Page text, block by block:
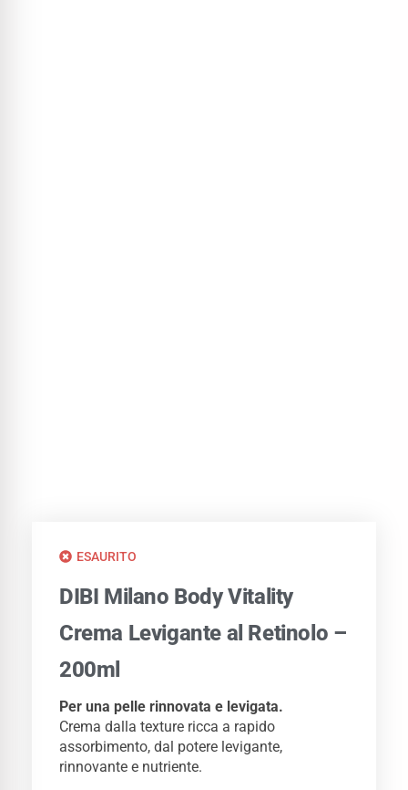
ESAURITO
DIBI Milano Body Vitality
Crema Levigante al Retinolo –
200ml
Per una pelle rinnovata e levigata.
Crema dalla texture ricca a rapido
assorbimento, dal potere levigante,
rinnovante e nutriente.